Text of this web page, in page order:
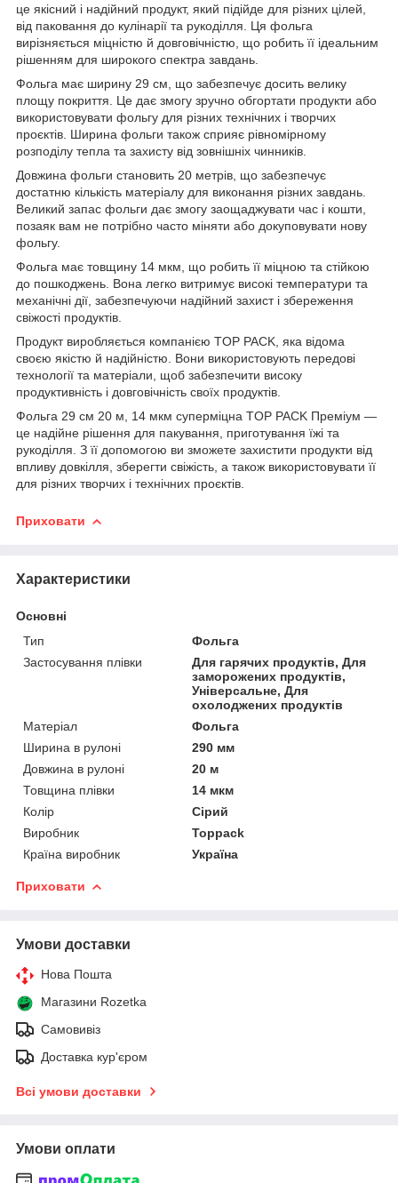
це якісний і надійний продукт, який підійде для різних цілей,
від паковання до кулінарії та рукоділля. Ця фольга
вирізняється міцністю й довговічністю, що робить її ідеальним
рішенням для широкого спектра завдань.
Фольга має ширину 29 см, що забезпечує досить велику
площу покриття. Це дає змогу зручно обгортати продукти або
використовувати фольгу для різних технічних і творчих
проєктів. Ширина фольги також сприяє рівномірному
розподілу тепла та захисту від зовнішніх чинників.
Довжина фольги становить 20 метрів, що забезпечує
достатню кількість матеріалу для виконання різних завдань.
Великий запас фольги дає змогу заощаджувати час і кошти,
позаяк вам не потрібно часто міняти або докуповувати нову
фольгу.
Фольга має товщину 14 мкм, що робить її міцною та стійкою
до пошкоджень. Вона легко витримує високі температури та
механічні дії, забезпечуючи надійний захист і збереження
свіжості продуктів.
Продукт виробляється компанією TOP PACK, яка відома
своєю якістю й надійністю. Вони використовують передові
технології та матеріали, щоб забезпечити високу
продуктивність і довговічність своїх продуктів.
Фольга 29 см 20 м, 14 мкм суперміцна TOP PACK Преміум —
це надійне рішення для пакування, приготування їжі та
рукоділля. З її допомогою ви зможете захистити продукти від
впливу довкілля, зберегти свіжість, а також використовувати її
для різних творчих і технічних проєктів.
Приховати
Характеристики
Основні
Тип
Фольга
Застосування плівки
Для гарячих продуктів, Для
заморожених продуктів,
Універсальне, Для
охолоджених продуктів
Матеріал
Фольга
Ширина в рулоні
290 мм
Довжина в рулоні
20 м
Товщина плівки
14 мкм
Колір
Сірий
Виробник
Toppack
Країна виробник
Україна
Приховати
Умови доставки
Нова Пошта
Магазини Rozetka
Самовивіз
Доставка кур'єром
Всі умови доставки
Умови оплати